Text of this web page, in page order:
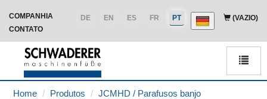
(VAZIO)
COMPANHIA PT
FR
ES
EN
DE
CONTATO
Home Produtos JCMHD / Parafusos banjo